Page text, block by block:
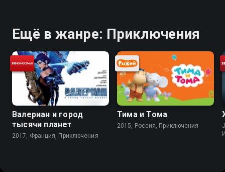
Ещё в жанре: Приключения
Валериан и город
тысячи планет
2017, Франция, Приключения
Тима и Тома
2015, Россия, Приключения